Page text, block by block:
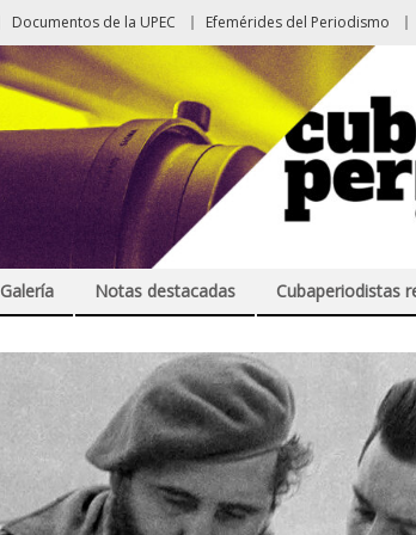
Documentos de la UPEC Efemérides del Periodismo
Galería Notas destacadas Cubaperiodistas